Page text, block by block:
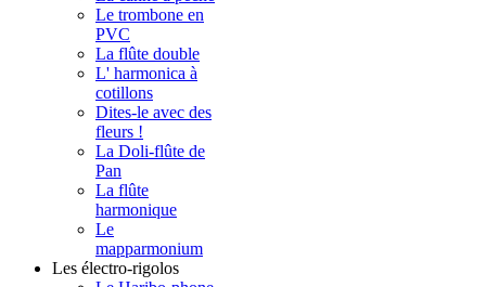
Le trombone en
PVC
La flûte double
L' harmonica à
cotillons
Dites-le avec des
fleurs !
La Doli-flûte de
Pan
La flûte
harmonique
Le
mapparmonium
Les électro-rigolos